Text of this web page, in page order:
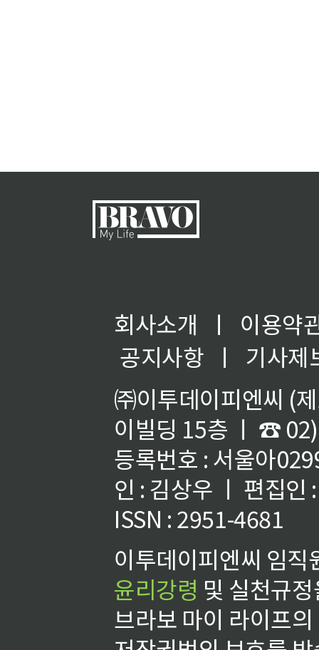
회사소개 ㅣ
이용약
공지사항
ㅣ
기사제
㈜이투데이피엔씨 (
이빌딩 15층 ㅣ ☎
등록번호 : 서울아
인 : 김상우 ㅣ 편집인
ISSN : 2951-4681
이투데이피엔씨 임
윤리강령 및 실천규
브라보 마이 라이프